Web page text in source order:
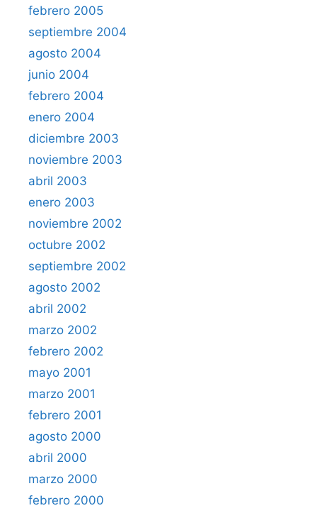
febrero 2005
septiembre 2004
agosto 2004
junio 2004
febrero 2004
enero 2004
diciembre 2003
noviembre 2003
abril 2003
enero 2003
noviembre 2002
octubre 2002
septiembre 2002
agosto 2002
abril 2002
marzo 2002
febrero 2002
mayo 2001
marzo 2001
febrero 2001
agosto 2000
abril 2000
marzo 2000
febrero 2000